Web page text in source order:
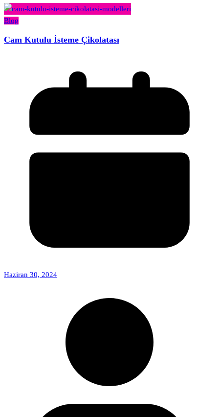
Blog
Cam Kutulu İsteme Çikolatası
Haziran 30, 2024